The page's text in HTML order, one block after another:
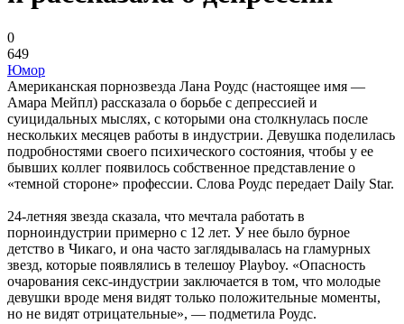
0
649
Юмор
Американская порнозвезда Лана Роудс (настоящее имя —
Амара Мейпл) рассказала о борьбе с депрессией и
суицидальных мыслях, с которыми она столкнулась после
нескольких месяцев работы в индустрии. Девушка поделилась
подробностями своего психического состояния, чтобы у ее
бывших коллег появилось собственное представление о
«темной стороне» профессии. Слова Роудс передает Daily Star.
24-летняя звезда сказала, что мечтала работать в
порноиндустрии примерно с 12 лет. У нее было бурное
детство в Чикаго, и она часто заглядывалась на гламурных
звезд, которые появлялись в телешоу Playboy. «Опасность
очарования секс-индустрии заключается в том, что молодые
девушки вроде меня видят только положительные моменты,
но не видят отрицательные», — подметила Роудс.